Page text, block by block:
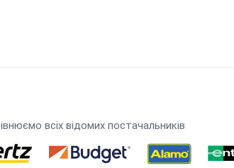
всіх відомих постачальників